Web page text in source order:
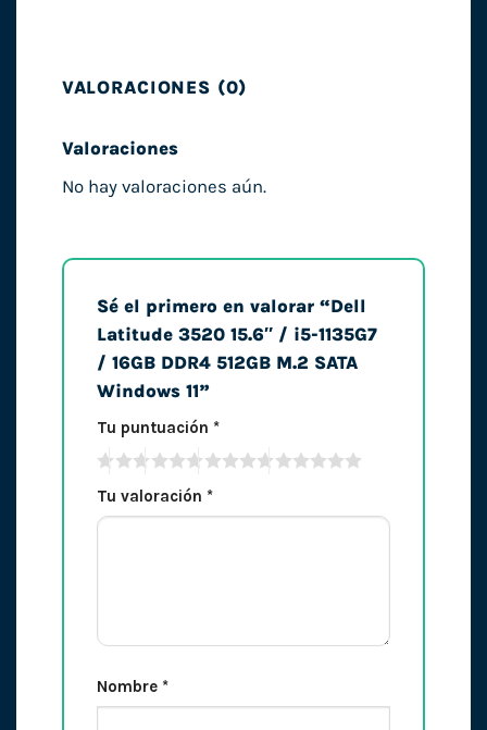
VALORACIONES (0)
Valoraciones
No hay valoraciones aún.
Sé el primero en valorar “Dell
Latitude 3520 15.6″ / i5-1135G7
/ 16GB DDR4 512GB M.2 SATA
Windows 11”
Tu puntuación *
Tu valoración *
Nombre *